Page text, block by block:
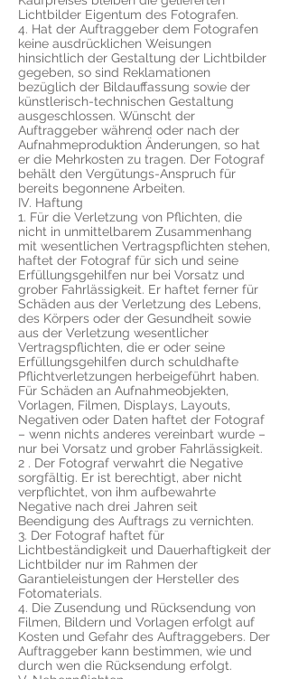
Lichtbilder Eigentum des Fotografen.
4. Hat der Auftraggeber dem Fotografen
keine ausdrücklichen Weisungen
hinsichtlich der Gestaltung der Lichtbilder
gegeben, so sind Reklamationen
bezüglich der Bildauffassung sowie der
künstlerisch-technischen Gestaltung
ausgeschlossen. Wünscht der
Auftraggeber während oder nach der
Aufnahmeproduktion Änderungen, so hat
er die Mehrkosten zu tragen. Der Fotograf
behält den Vergütungs-Anspruch für
bereits begonnene Arbeiten.
IV. Haftung
1. Für die Verletzung von Pflichten, die
nicht in unmittelbarem Zusammenhang
mit wesentlichen Vertragspflichten stehen,
haftet der Fotograf für sich und seine
Erfüllungsgehilfen nur bei Vorsatz und
grober Fahrlässigkeit. Er haftet ferner für
Schäden aus der Verletzung des Lebens,
des Körpers oder der Gesundheit sowie
aus der Verletzung wesentlicher
Vertragspflichten, die er oder seine
Erfüllungsgehilfen durch schuldhafte
Pflichtverletzungen herbeigeführt haben.
Für Schäden an Aufnahmeobjekten,
Vorlagen, Filmen, Displays, Layouts,
Negativen oder Daten haftet der Fotograf
– wenn nichts anderes vereinbart wurde –
nur bei Vorsatz und grober Fahrlässigkeit.
2 . Der Fotograf verwahrt die Negative
sorgfältig. Er ist berechtigt, aber nicht
verpflichtet, von ihm aufbewahrte
Negative nach drei Jahren seit
Beendigung des Auftrags zu vernichten.
3. Der Fotograf haftet für
Lichtbeständigkeit und Dauerhaftigkeit der
Lichtbilder nur im Rahmen der
Garantieleistungen der Hersteller des
Fotomaterials.
4. Die Zusendung und Rücksendung von
Filmen, Bildern und Vorlagen erfolgt auf
Kosten und Gefahr des Auftraggebers. Der
Auftraggeber kann bestimmen, wie und
durch wen die Rücksendung erfolgt.